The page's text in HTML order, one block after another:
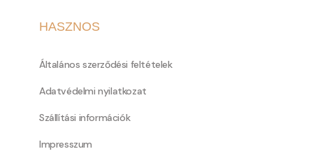
HASZNOS
Általános szerződési feltételek
Adatvédelmi nyilatkozat
Szállítási információk
Impresszum